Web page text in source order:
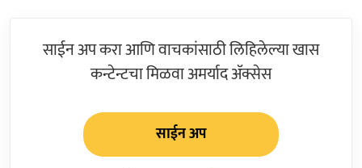
साईन अप करा आणि वाचकांसाठी लिहिलेल्या खास
कन्टेन्टचा मिळवा अमर्याद ॲक्सेस
साईन अप